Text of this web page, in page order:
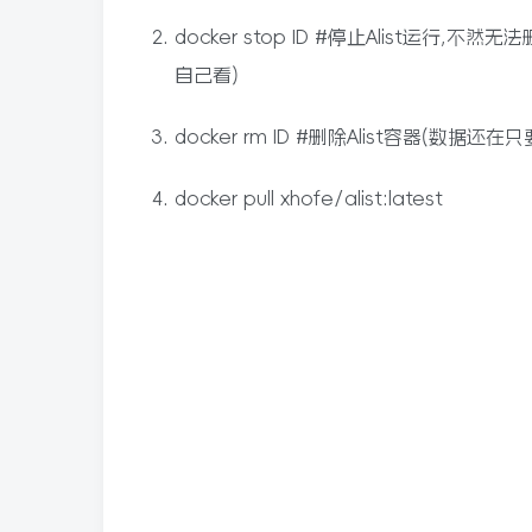
docker stop ID #停止Alist运行,不然无法
自己看)
docker rm ID #删除Alist容器(数据还在只
docker pull xhofe/alist:latest